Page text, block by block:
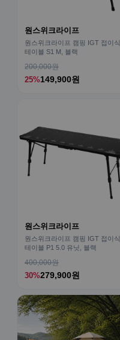
원스위크라이프
원스위크라이프 캠핑 IGT 접이식
테이블 S1 M, 블랙
200,000원
25%149,900원
원스위크라이프
원스위크라이프 캠핑 IGT 접이식
테이블 P1 5.0 유닛, 블랙
400,000원
30%279,900원